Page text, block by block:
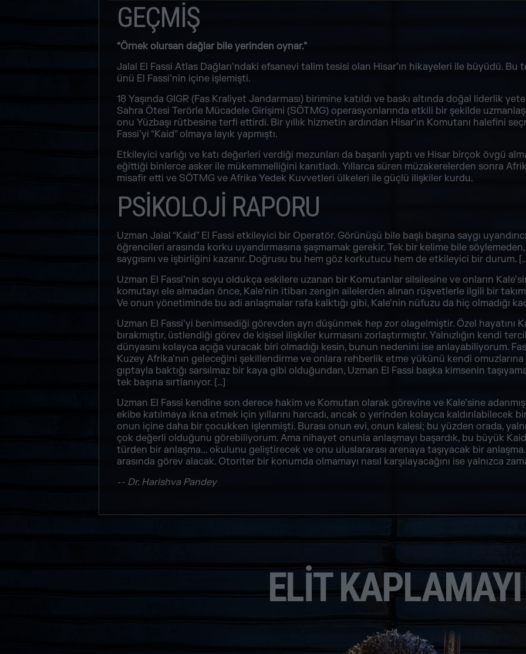
GEÇMİŞ
“Örnek olursan dağlar bile yerinden oynar.”
Jalal El Fassi Atlas Dağları’ndaki efsanevi talim tesisi olan Hisar’ın hikayeleri ile büyüdü. Bu
ünü El Fassi’nin içine işlemişti.
18 Yaşında GIGR (Fas Kraliyet Jandarması) birimine katıldı ve baskı altında doğal liderlik
Sahra Ötesi Terörle Mücadele Girişimi (SÖTMG) operasyonlarında etkili bir şekilde
onu Yüzbaşı rütbesine terfi ettirdi. Bir yıllık hizmetin ardından Hisar’ın Komutanı halefini
Fassi’yi “Kaid” olmaya layık yapmıştı.
Etkileyici varlığı ve katı değerleri verdiği mezunları da başarılı yaptı ve Hisar birçok övgü
eğittiği binlerce asker ile mükemmelliğini kanıtladı. Yıllarca süren müzakerelerden sonra
misafir etti ve SÖTMG ve Afrika Yedek Kuvvetleri ülkeleri ile güçlü ilişkiler kurdu.
PSİKOLOJİ RAPORU
Uzman Jalal “Kaid” El Fassi etkileyici bir Operatör. Görünüşü bile başlı başına saygı
öğrencileri arasında korku uyandırmasına şaşmamak gerekir. Tek bir kelime bile
saygısını ve işbirliğini kazanır. Doğrusu bu hem göz korkutucu hem de etkileyici bir durum.
Uzman El Fassi’nin soyu oldukça eskilere uzanan bir Komutanlar silsilesine ve onların
komutayı ele almadan önce, Kale’nin itibarı zengin ailelerden alınan rüşvetlerle ilgili bir
Ve onun yönetiminde bu adi anlaşmalar rafa kalktığı gibi, Kale’nin nüfuzu da hiç olmadığı
Uzman El Fassi’yi benimsediği görevden ayrı düşünmek hep zor olagelmiştir. Özel hayatını
bırakmıştır, üstlendiği görev de kişisel ilişkiler kurmasını zorlaştırmıştır. Yalnızlığın kendi
dünyasını kolayca açığa vuracak biri olmadığı kesin, bunun nedenini ise anlayabiliyorum.
Kuzey Afrika’nın geleceğini şekillendirme ve onlara rehberlik etme yükünü kendi omuzlarına
gıptayla baktığı sarsılmaz bir kaya gibi olduğundan, Uzman El Fassi başka kimsenin
tek başına sırtlanıyor. […]
Uzman El Fassi kendine son derece hakim ve Komutan olarak görevine ve Kale’sine
ekibe katılmaya ikna etmek için yıllarını harcadı, ancak o yerinden kolayca kaldırılabilecek
onun içine daha bir çocukken işlenmişti. Burası onun evi, onun kalesi; bu yüzden orada,
çok değerli olduğunu görebiliyorum. Ama nihayet onunla anlaşmayı başardık, bu büyük
türden bir anlaşma... okulunu geliştirecek ve onu uluslararası arenaya taşıyacak bir
arasında görev alacak. Otoriter bir konumda olmamayı nasıl karşılayacağını ise yalnızca
-- Dr. Harishva Pandey
ELIT KAPLAMAYI